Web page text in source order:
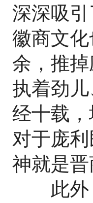
深深吸
徽商文
余，推
执着劲
经十载
对于庞
神就是
此外，